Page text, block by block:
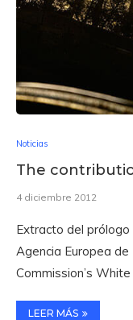
Noticias
The
4 diciembre 2012
Extracto del
Agencia Europea
Commission’s
LEER MÁS